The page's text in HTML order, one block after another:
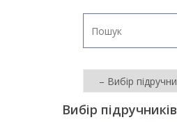
Вибір підручників